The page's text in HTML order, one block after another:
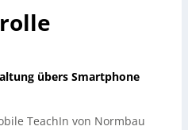
übers Smartphone
TeachIn von Normbau